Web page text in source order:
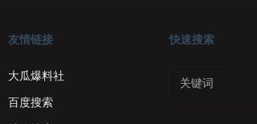
友情链接
大瓜爆料社
百度搜索
快速搜索